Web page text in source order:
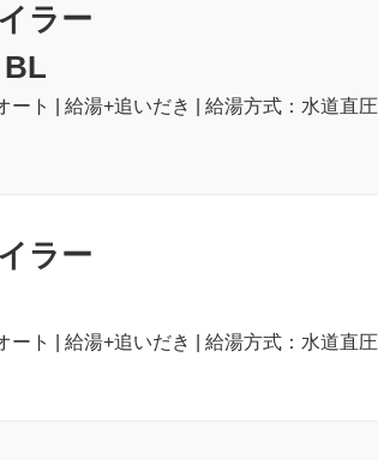
ラー
BL
ト | 給湯+追いだき | 給湯方式：水道直
ラー
ト | 給湯+追いだき | 給湯方式：水道直